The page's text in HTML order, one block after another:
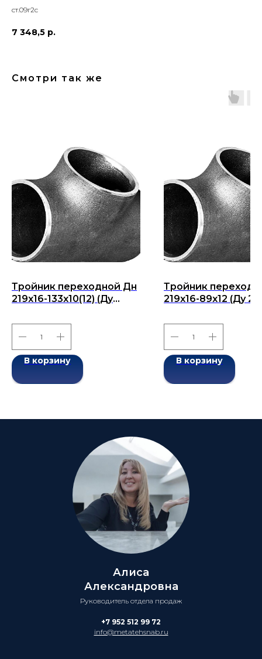
ст.09г2с
7 348,5 р.
Смотри так же
Тройник переходной Дн
219x16-133x10(12) (Ду
ГОСТ 17376-2001
В корзину
Тройник
219x16-89x12 (Ду
2001
В корзину
Алиса
Александровна
Руководитель отдела продаж
+7 952 512 99 72
info@metatehsnab.ru